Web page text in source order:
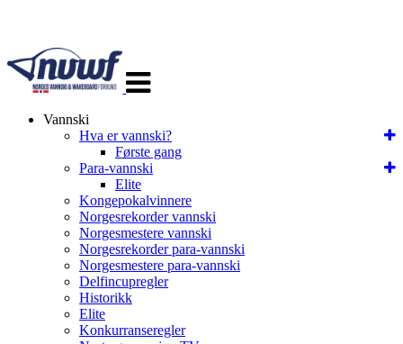
navigasjon
Vannski
Hva er vannski?
Første gang
Para-vannski
Elite
Kongepokalvinnere
Norgesrekorder vannski
Norgesmestere vannski
Norgesrekorder para-vannski
Norgesmestere para-vannski
Delfincupregler
Historikk
Elite
Konkurranseregler